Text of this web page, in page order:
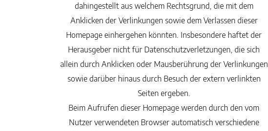
dahingestellt aus welchem Rechtsgrund, die mit dem
Anklicken der Verlinkungen sowie dem Verlassen dieser
Homepage einhergehen könnten. Insbesondere haftet der
Herausgeber nicht für Datenschutzverletzungen, die sich
allein durch Anklicken oder Mausberührung der Verlinkungen
sowie darüber hinaus durch Besuch der extern verlinkten
Seiten ergeben.
Beim Aufrufen dieser Homepage werden durch den vom
Nutzer verwendeten Browser automatisch verschiedene